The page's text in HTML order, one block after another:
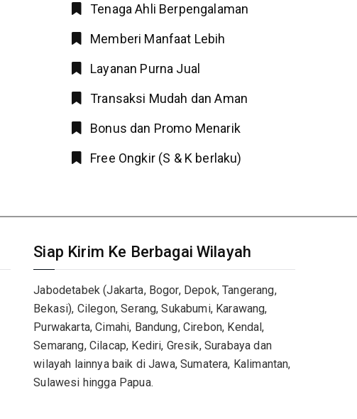
Tenaga Ahli Berpengalaman
Memberi Manfaat Lebih
Layanan Purna Jual
Transaksi Mudah dan Aman
Bonus dan Promo Menarik
Free Ongkir (S & K berlaku)
Siap Kirim Ke Berbagai Wilayah
Jabodetabek (Jakarta, Bogor, Depok, Tangerang,
Bekasi), Cilegon, Serang, Sukabumi, Karawang,
Purwakarta, Cimahi, Bandung, Cirebon, Kendal,
Semarang, Cilacap, Kediri, Gresik, Surabaya dan
wilayah lainnya baik di Jawa, Sumatera, Kalimantan,
Sulawesi hingga Papua.